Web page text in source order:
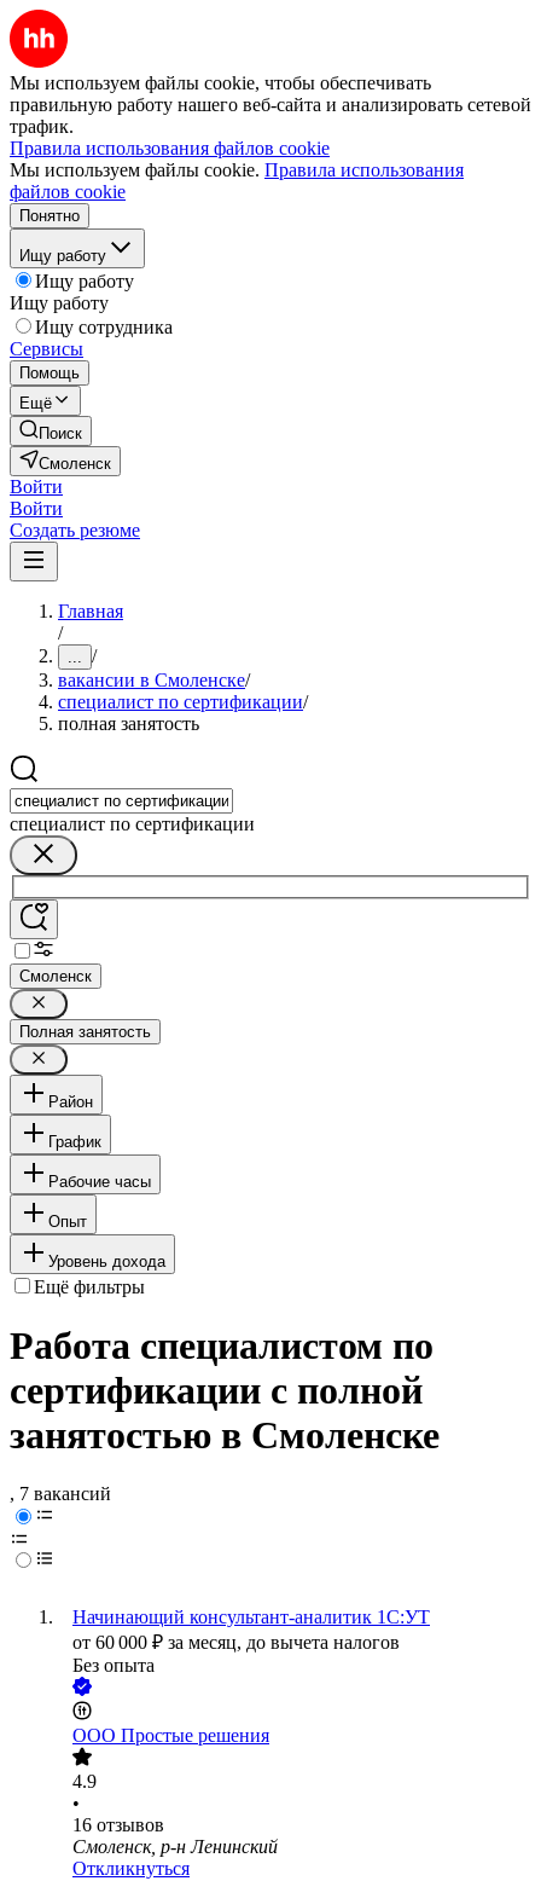
Мы используем файлы cookie, чтобы обеспечивать
правильную работу нашего веб-сайта и анализировать сетевой
трафик.
Правила использования файлов cookie
Мы используем файлы cookie. Правила использования
файлов cookie
Понятно
Ищу работу
Ищу работу
Ищу работу
Ищу сотрудника
Сервисы
Помощь
Ещё
Поиск
Смоленск
Войти
Войти
Создать резюме
Главная
/
... /
вакансии в Смоленске/
специалист по сертификации/
полная занятость
специалист по сертификации
Смоленск
Полная занятость
Район
График
Рабочие часы
Опыт
Уровень дохода
Ещё фильтры
Работа специалистом по
сертификации с полной
занятостью в Смоленске
, 7 вакансий
Начинающий консультант-аналитик 1С:УТ
от 60 000 ₽ за месяц, до вычета налогов
Без опыта
ООО Простые решения
4.9
•
16 отзывов
Смоленск, р-н Ленинский
Откликнуться